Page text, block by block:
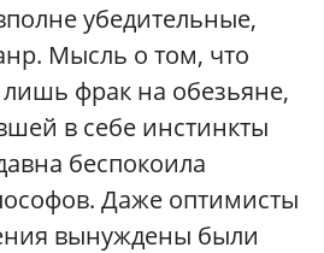
убедительные,
Мысль о том, что
фрак на обезьяне,
в себе инстинкты
беспокоила
Даже оптимисты
вынуждены были